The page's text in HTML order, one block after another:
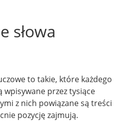
słowa
to takie, które każdego
wpisywane przez tysiące
z nich powiązane są treści
pozycję zajmują.